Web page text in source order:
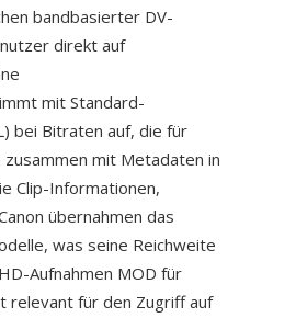
bandbasierter DV-
direkt auf
mit Standard-
bei Bitraten auf, die für
mit Metadaten in
Clip-Informationen,
übernahmen das
was seine Reichweite
Aufnahmen MOD für
relevant für den Zugriff auf